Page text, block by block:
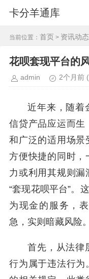
卡分羊通库
当前位置： 首页 > 资讯动态
花呗套现平台的
admin 2个月前
近年来，随着
信贷产品应运而生
和广泛的适用场景
方便快捷的同时，
力或利用其规则漏
“套现花呗平台”。
为现金的服务，
急，实则暗藏风险。
首先，从法律
行为属于违法行为